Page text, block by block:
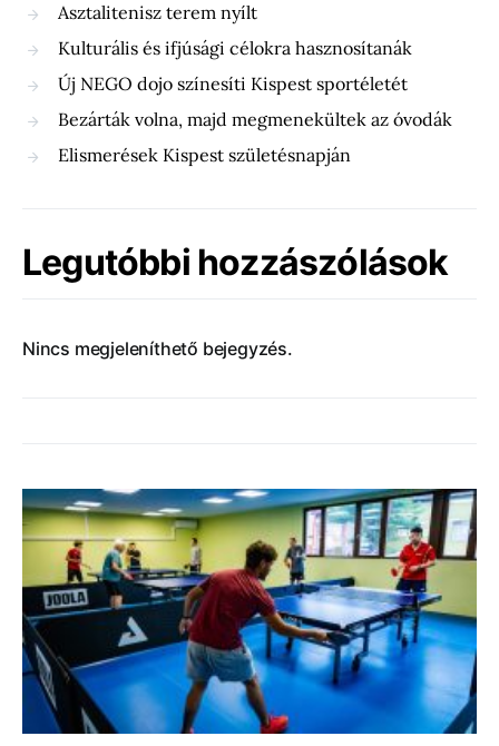
Asztalitenisz terem nyílt
Kulturális és ifjúsági célokra hasznosítanák
Új NEGO dojo színesíti Kispest sportéletét
Bezárták volna, majd megmenekültek az óvodák
Elismerések Kispest születésnapján
Legutóbbi hozzászólások
Nincs megjeleníthető bejegyzés.